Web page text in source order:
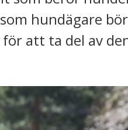
hundägare
att ta del av